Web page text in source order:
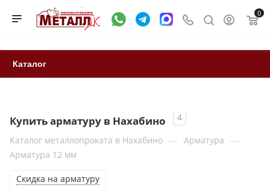
0
Каталог
Купить арматуру в Нахабино
4
Каталог металлопроката в Нахабино — Арматура —
Арматура 12 мм
Скидка на арматуру